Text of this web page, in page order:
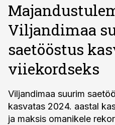
Viljandimaa
saetööstus
viiekordseks
Viljandimaa suurim
kasvatas 2024. aastal
ja maksis omanikele